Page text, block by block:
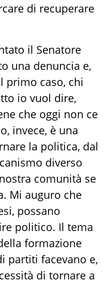
di recuperare
il Senatore
una denuncia e,
primo caso, chi
io vuol dire,
che oggi non ce
invece, è una
la politica, dal
diverso
comunità se
Mi auguro che
possano
politico. Il tema
formazione
partiti facevano e,
di tornare a